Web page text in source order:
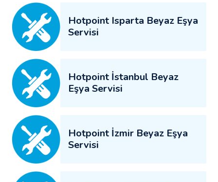
Hotpoint Isparta Beyaz Eşya
Servisi
Hotpoint İstanbul Beyaz
Eşya Servisi
Hotpoint İzmir Beyaz Eşya
Servisi